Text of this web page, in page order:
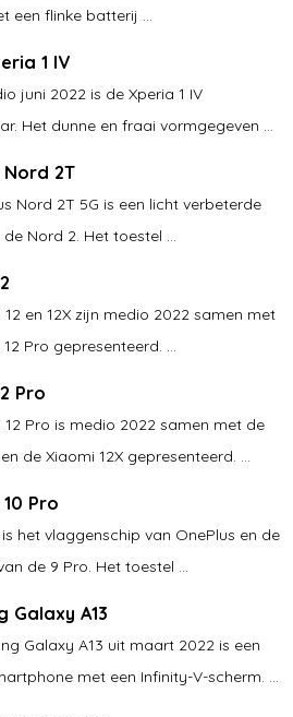
een flinke batterij ...
1 IV
juni 2022 is de Xperia 1 IV
Het dunne en fraai vormgegeven ...
Nord 2T
Nord 2T 5G is een licht verbeterde
Nord 2. Het toestel ...
12 en 12X zijn medio 2022 samen met
Pro gepresenteerd. ...
Pro
12 Pro is medio 2022 samen met de
de Xiaomi 12X gepresenteerd. ...
Pro
is het vlaggenschip van OnePlus en de
de 9 Pro. Het toestel ...
Galaxy A13
Galaxy A13 uit maart 2022 is een
met een Infinity-V-scherm. ...